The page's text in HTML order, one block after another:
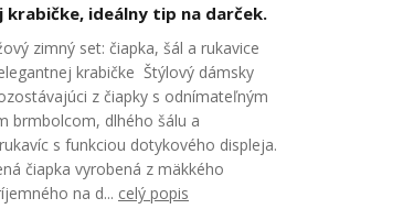
krabičke, ideálny tip na darček.
zimný set: čiapka, šál a rukavice
krabičke Štýlový dámsky
z čiapky s odnímateľným
brmbolcom, dlhého šálu a
s funkciou dotykového displeja.
čiapka vyrobená z mäkkého
na d... celý popis